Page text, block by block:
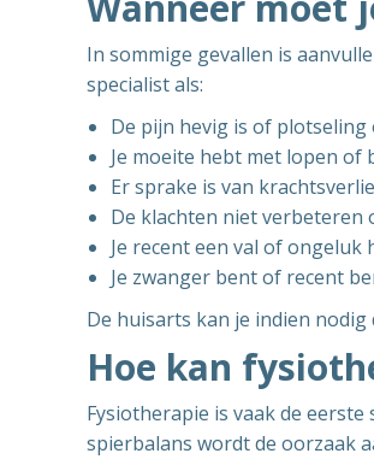
In sommige gevallen is
specialist als:
De pijn hevig is of
Je moeite hebt met lopen of
Er sprake is van
De klachten niet verbeteren
Je recent een val of ongeluk
Je zwanger bent of recent
De huisarts kan je indien
Hoe kan
Fysiotherapie is vaak de
spierbalans wordt de oorzaak